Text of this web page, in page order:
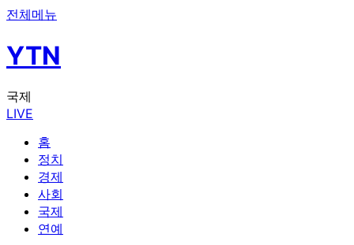
전체메뉴
YTN
국제
LIVE
홈
정치
경제
사회
국제
연예